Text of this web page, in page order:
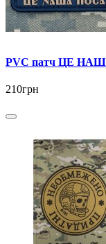
PVC патч ЦЕ
210грн